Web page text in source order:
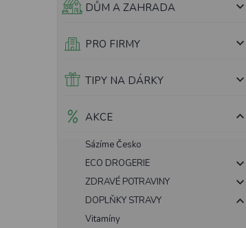
DŮM A ZAHRADA
PRO FIRMY
TIPY NA DÁRKY
AKCE
Sázíme Česko
ECO DROGERIE
ZDRAVÉ POTRAVINY
DOPLŇKY STRAVY
Vitamíny